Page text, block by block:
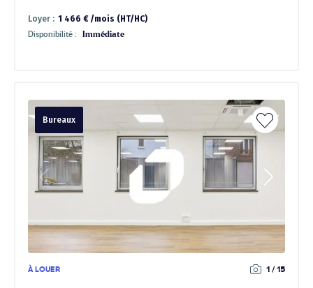
Loyer : 1 466 € /mois (HT/HC)
Disponibilité : Immédiate
Bureaux
À LOUER 1 / 15